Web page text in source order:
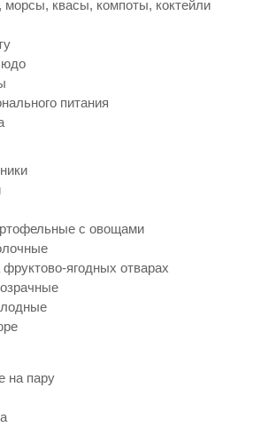
морсы, квасы, компоты, коктейли
питания
с овощами
ягодных отварах
на пару